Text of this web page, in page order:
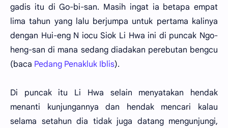
gadis itu di Go-bi-san. Masih ingat ia betapa empat
lima tahun yang lalu berjumpa untuk pertama kalinya
dengan Hui-eng N iocu Siok Li Hwa ini di puncak Ngo-
heng-san di mana sedang diadakan perebutan bengcu
(baca Pedang Penakluk Iblis).
Di puncak itu Li Hwa selain menyatakan hendak
menanti kunjungannya dan hendak mencari kalau
selama setahun dia tidak juga datang mengunjungi,